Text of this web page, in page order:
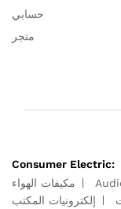
حسابي
متجر
Consumer Electric:
مكيفات الهواء
إلكترونيات المكتب